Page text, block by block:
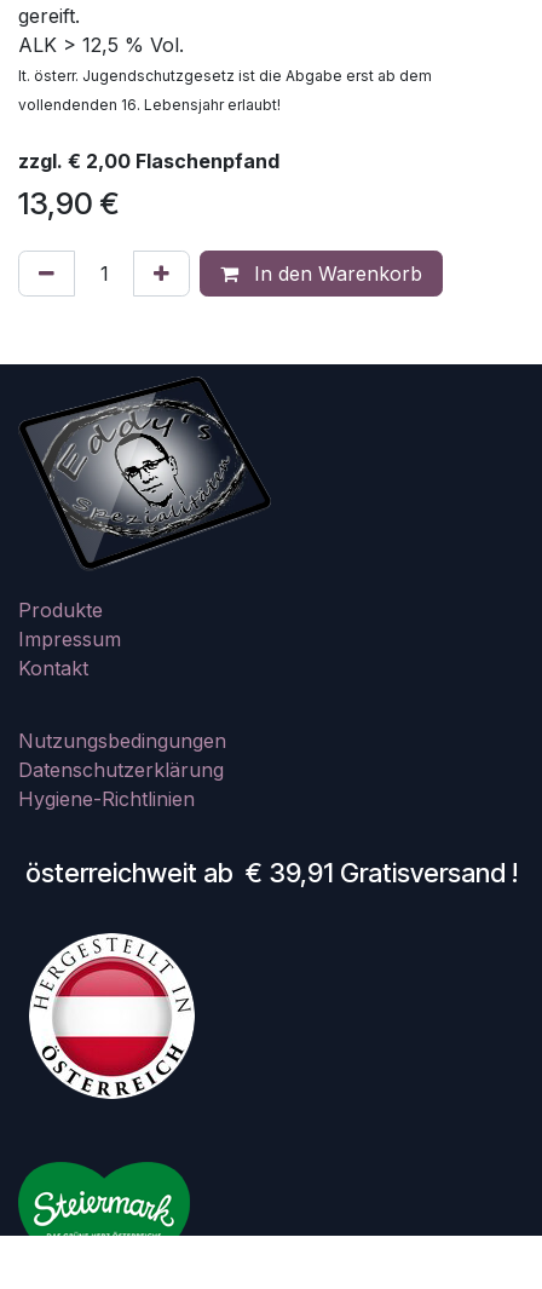
gereift.
ALK > 12,5 % Vol.
lt. österr. Jugendschutzgesetz ist die Abgabe erst ab dem
vollendenden 16. Lebensjahr erlaubt!
zzgl. € 2,00 Flaschenpfand
13,90 €
In den Warenkorb
Produkte
Impressum
Kontakt
Nutzungsbedingungen
Datenschutzerklärung
Hygiene-Richtlinien
österreichweit ab € 39,91 Gratisversand !